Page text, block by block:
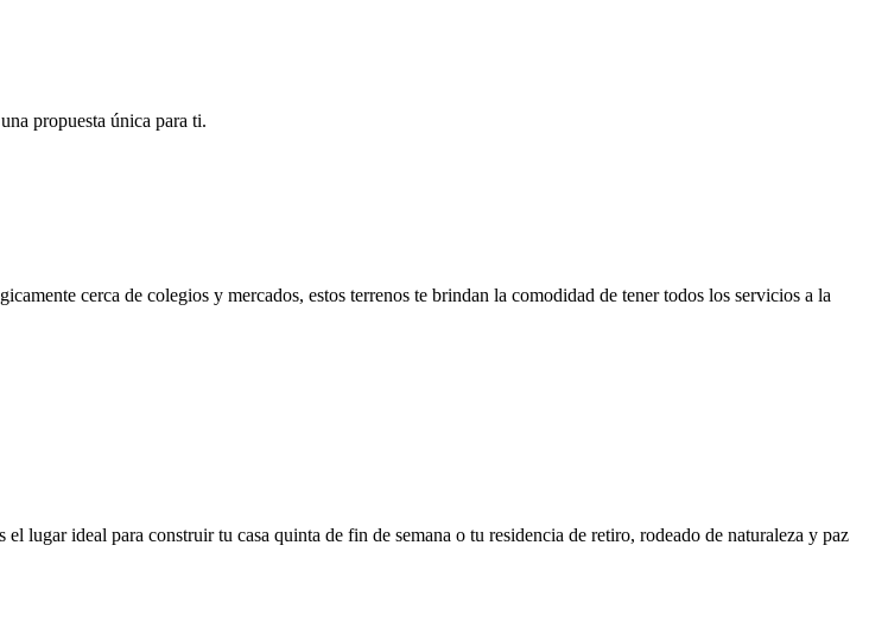
propuesta única para ti.
cerca de colegios y mercados, estos terrenos te brindan la comodidad de tener todos los servicios a la
lugar ideal para construir tu casa quinta de fin de semana o tu residencia de retiro, rodeado de naturaleza y paz